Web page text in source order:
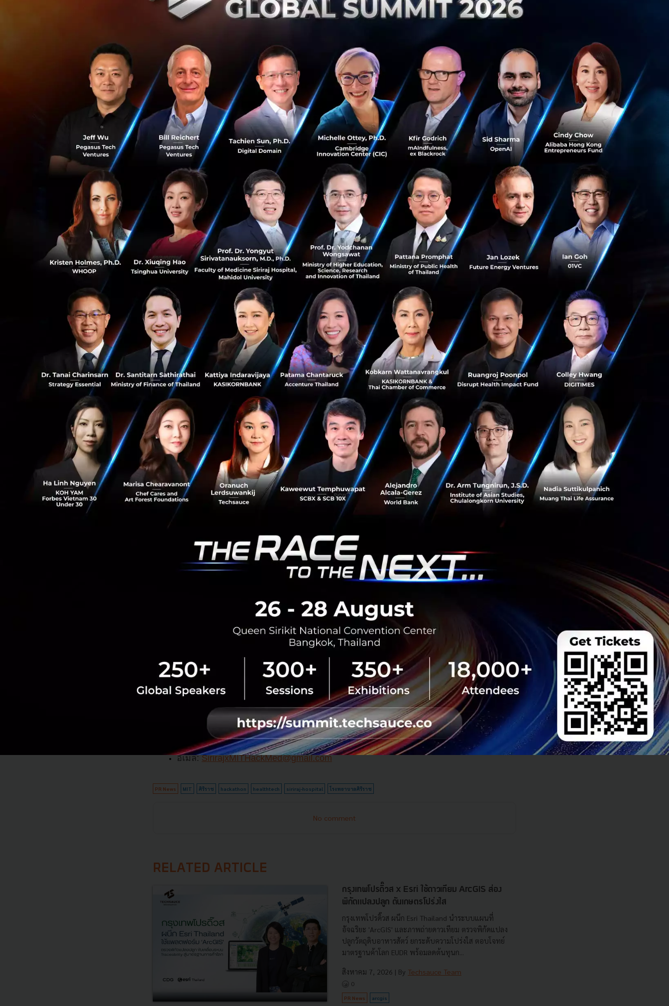
0
1
Zen Chu มองเห็นศักยภาพอันยิ่งใหญ่ของประเทศกำลังพัฒนา โดยเฉพาะในเอเชียตะวันออกเฉียงใต้
สำคัญกับสุขภาพและความเป็นอยู่ที่ดีของครอบครัวทำให้กลายเป็นปัจจัยสำคัญที่ผลักดันให้ Health
Tech เติบโตอย่างก้าวกระโดด
AI และ IoT: อนาคตของการดูแลสุขภาพ
เทคโนโลยีจะเป็นเครื่องมือสำคัญในการเพิ่มการเข้าถึงบริการ
สุขภาพ และลดค่าใช้จ่ายในการรักษาพยาบาลลงได้
AI จะมีบทบาทสำคัญในการดูแลสุขภาพมากขึ้น โดยเฉพาะการดูแลผู้สูงอายุในสภาพแวดล้อมที่มี
ทรัพยากรจำกัด เช่น การใช้อุปกรณ์ IoT เช่นกาต้มน้ำที่เชื่อมต่ออินเทอร์เน็ต เพื่อตรวจสอบสุขภาพ
ของผู้สูงอายุหรือแม้แต่การพัฒนารีโมทคอนโทรลที่สามารถตรวจจับอาการสั่นจากโรคพาร์กินสันได้
ทั้งนี้การนำเทคโนโลยีเหล่านี้ไปใช้ในประเทศกำลังพัฒนายังจำเป็นต้องคำนึงถึงบริบททางเศรษฐกิจ
และวัฒนธรรมที่แตกต่างกัน พร้อมเน้นย้ำถึงความจำเป็นในการปรับตัวให้เข้ากับพฤติกรรมและความ
ต้องการของผู้บริโภคที่เปลี่ยนแปลงไป รวมถึงการให้ความสำคัญกับการป้องกันโรคและส่งเสริมสุขภาพ
(Preventive Care) มากขึ้น
Hackathon ที่โรงพยาบาลศิริราช: ร่วมสร้างอนาคต Health Tech
Hackathon ‘Scaling Aged Care in Developing Countries’ ความร่วมมือกันระหว่าง MIT และคณะ
แพทยศาสตร์ศิริราชพยาบาล มหาวิทยาลัยมหิดล ในครั้งนี้ถือเป็นก้าวสำคัญที่จะยกระดับการดูแล
สุขภาพผู้สูงอายุในประเทศไทยและเอเชียตะวันออกเฉียงใต้ให้ก้าวหน้าและครอบคลุมมากยิ่งขึ้น ไม่
เพียงแต่ในแวดวงการแพทย์เท่านั้น แต่ยังเปิดโอกาสให้ทุกสาขาอาชีพมาร่วมสร้างสรรค์นวัตกรรม
ใหม่ๆ เพื่อให้ผู้สูงอายุได้รับการดูแลอย่างครบวงจร ช่วยยกระดับคุณภาพชีวิตของผู้คน สร้างความ
เปลี่ยนแปลงให้กับโลก สร้างอนาคตของ Health Tech ที่ทุกคนเข้าถึงได้อย่างเท่าเทียม
งานประชุมวิชาการ: วันที่ 29 ตุลาคม 2567 พบกับผู้เชี่ยวชาญระดับโลก สตาร์ทอัพ และนักลงทุน
ที่จะมาแบ่งปันความรู้และร่วมกันหาทางออกที่ยั่งยืนในการดูแลผู้สูงอายุ
Hackathon ครั้งยิ่งใหญ่ที่เปิดโอกาสให้ทุกคนที่มีไอเดีย ไม่ว่าจะเป็นนักเรียน นักศึกษา นัก
วิชาการ หรือประชาชนทั่วไป มาร่วมกันสร้างสรรค์และระดมไอเดียนวัตกรรมเพื่อผู้สูงอายุ ผู้ชนะ
จะได้รับ “Golden Tickets” เข้าร่วม ‘MIT Grand Hack 2025’ ที่สหรัฐอเมริกา
หากคุณสนใจ Health Tech และต้องการมีส่วนร่วมในการสร้างอนาคต อย่าพลาด Hackathon ที่คณะ
แพทยศาสตร์ศิริราชพยาบาล มหาวิทยาลัยมหิดล!
ลงทะเบียนเข้าร่วม Hackathon วันนี้:
เว็บไซต์: www.SirirajxMITHackingMedicine.com
อีเมล: SirirajxMITHackMed@gmail.com
PR News MIT ศิริราช hackathon healthtech siriraj-hospital โรงพยาบาลศิริราช
No comment
RELATED ARTICLE
กรุงเทพโปรดิ๊วส x Esri ใช้ดาวเทียม ArcGIS ส่อง
พิกัดแปลงปลูก ดันเกษตรโปร่งใส
กรุงเทพโปรดิ๊วส ผนึก Esri Thailand นำระบบแผนที่
อัจฉริยะ 'ArcGIS' และภาพถ่ายดาวเทียม ตรวจพิกัดแปลง
ปลูกวัตถุดิบอาหารสัตว์ ยกระดับความโปร่งใส ตอบโจทย์
มาตรฐานค้าโลก EUDR พร้อมลดต้นทุนก...
สิงหาคม 7, 2026 | By Techsauce Team
0
PR News arcgis